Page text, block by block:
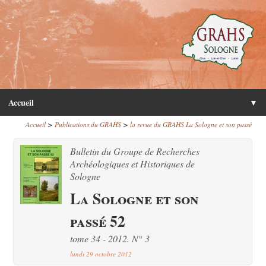
Accueil ▼
Accueil> Publications du GRAHS> la revue du GRAHS La Sologne et son passé
Bulletin du Groupe de Recherches
Archéologiques et Historiques de
Sologne
La Sologne et son
passé 52
tome 34 - 2012. N° 3
lundi 29 octobre 2012